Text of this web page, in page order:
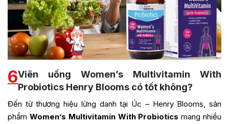
6Viên uống Women’s Multivitamin With
Probiotics Henry Blooms có tốt không?
Đến từ thương hiệu lừng danh tại Úc – Henry Blooms, sản
phẩm Women’s Multivitamin With Probiotics mang nhiều